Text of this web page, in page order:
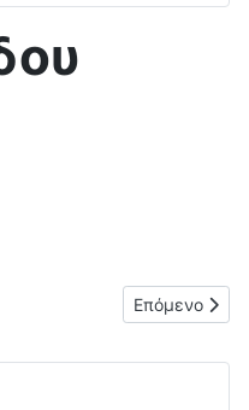
Επόμενο
Επόμενο